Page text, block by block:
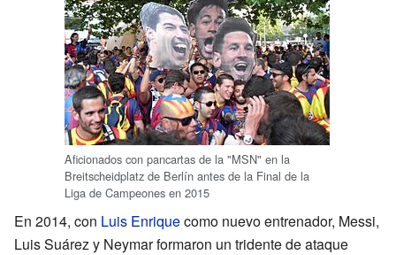
Aficionados con pancartas de la "MSN" en la
Breitscheidplatz de Berlín antes de la Final de la
Liga de Campeones en 2015
En 2014, con Luis Enriquecomo nuevo entrenador, Messi,
Luis Suárez y Neymar formaron un tridente de ataque